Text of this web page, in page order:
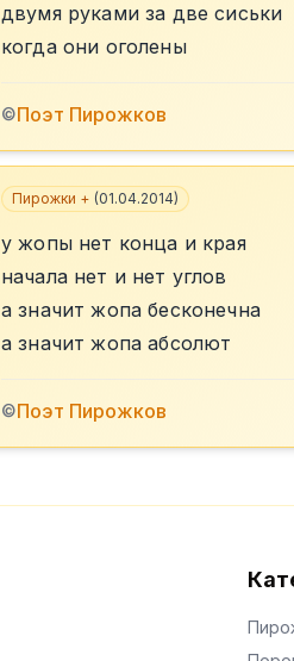
двумя руками за две сиськи
когда они оголены
©Поэт Пирожков
Пирожки + (01.04.2014)
у жопы нет конца и края
начала нет и нет углов
а значит жопа бесконечна
а значит жопа абсолют
©Поэт Пирожков